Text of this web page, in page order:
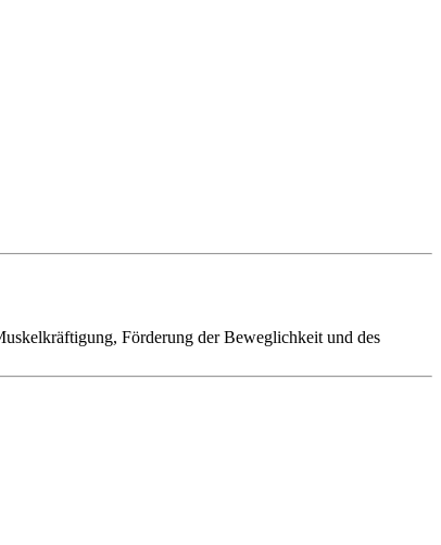
Förderung der Beweglichkeit und des